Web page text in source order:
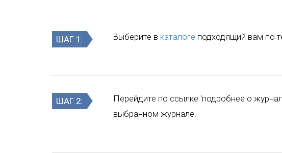
ШАГ 1: Выберите в каталоге подходящий вам по
ШАГ 2:
Перейдите по ссылке 'подробнее о
выбранном журнале.